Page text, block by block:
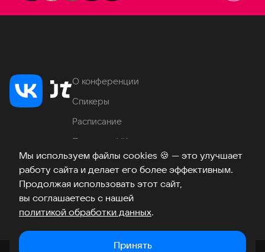
Мы используем файлы cookies 🍪 — это улучшает
работу сайта и делает его более эффективным.
Продолжая использовать этот сайт,
вы соглашаетесь с нашей
политикой обработки данных.
Принять
О конференции
Спикеры
Расписание
Продукты VK
Место проведения
Часто задаваемые вопросы
ТелеграмВКонтакте
Хабр
Возникли вопросы? ©2026